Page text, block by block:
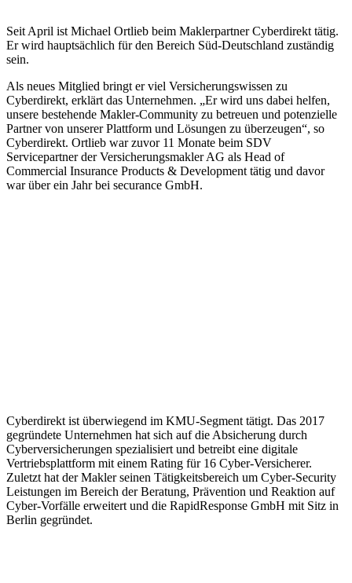
Seit April ist Michael Ortlieb beim Maklerpartner Cyberdirekt tätig.
Er wird hauptsächlich für den Bereich Süd-Deutschland zuständig
sein.
Als neues Mitglied bringt er viel Versicherungswissen zu
Cyberdirekt, erklärt das Unternehmen. „Er wird uns dabei helfen,
unsere bestehende Makler-Community zu betreuen und potenzielle
Partner von unserer Plattform und Lösungen zu überzeugen“, so
Cyberdirekt. Ortlieb war zuvor 11 Monate beim SDV
Servicepartner der Versicherungsmakler AG als Head of
Commercial Insurance Products & Development tätig und davor
war über ein Jahr bei securance GmbH.
Cyberdirekt ist überwiegend im KMU-Segment tätigt. Das 2017
gegründete Unternehmen hat sich auf die Absicherung durch
Cyberversicherungen spezialisiert und betreibt eine digitale
Vertriebsplattform mit einem Rating für 16 Cyber-Versicherer.
Zuletzt hat der Makler seinen Tätigkeitsbereich um Cyber-Security
Leistungen im Bereich der Beratung, Prävention und Reaktion auf
Cyber-Vorfälle erweitert und die RapidResponse GmbH mit Sitz in
Berlin gegründet.